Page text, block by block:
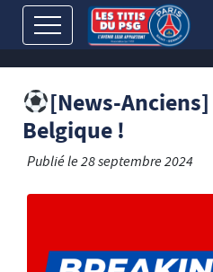
[News-
Belgique !
Publié le28 septembre 2024